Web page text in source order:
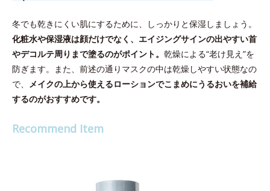
冬でも乾きにくい肌にするために、しっかりと保湿しましょう。
化粧水や保湿液は顔だけでなく、エイジングサインの出やすい首
やデコルテ周りまで塗るのがポイント。 乾燥による“老け見え”を
防ぎます。また、前述の通りマスクの中は乾燥しやすい状態なの
で、 メイクの上から使えるローションでこまめにうるおいを補給
するのがおすすめです。
Recommend Item